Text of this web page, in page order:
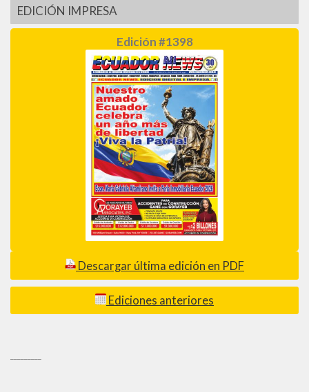
EDICIÓN IMPRESA
Edición #1398
Descargar última edición en PDF
Ediciones anteriores